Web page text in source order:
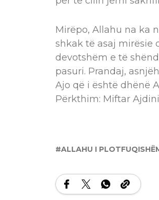
Mirëpo, Allahu na ka
shkak të asaj mirësie
devotshëm e të
pasuri. Prandaj,
Ajo që i është dhënë
Përkthim: Miftar Ajdini
ALLAHU I